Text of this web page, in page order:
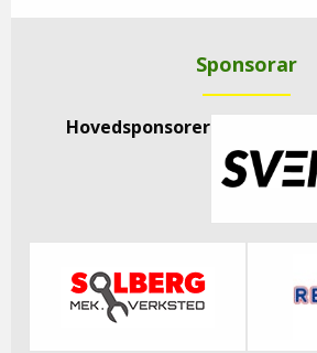
Sponsorar
Hovedsponsorer